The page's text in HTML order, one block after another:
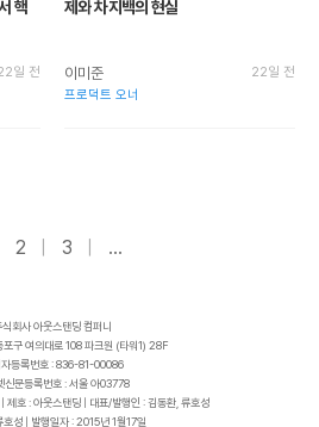
핵
일 전
제와 차지백의 현실
이미준
프로덕트 오너
22일 전
2 3 ...
식회사 아웃스탠딩 컴퍼니
포구 여의대로 108 파크원 (타워1) 28F
자등록번호 : 836-81-00086
신문등록번호 : 서울 아03778
호 : 아웃스탠딩 | 대표/발행인 : 김동환, 류호성
호성 | 발행일자 : 2015년 1월17일